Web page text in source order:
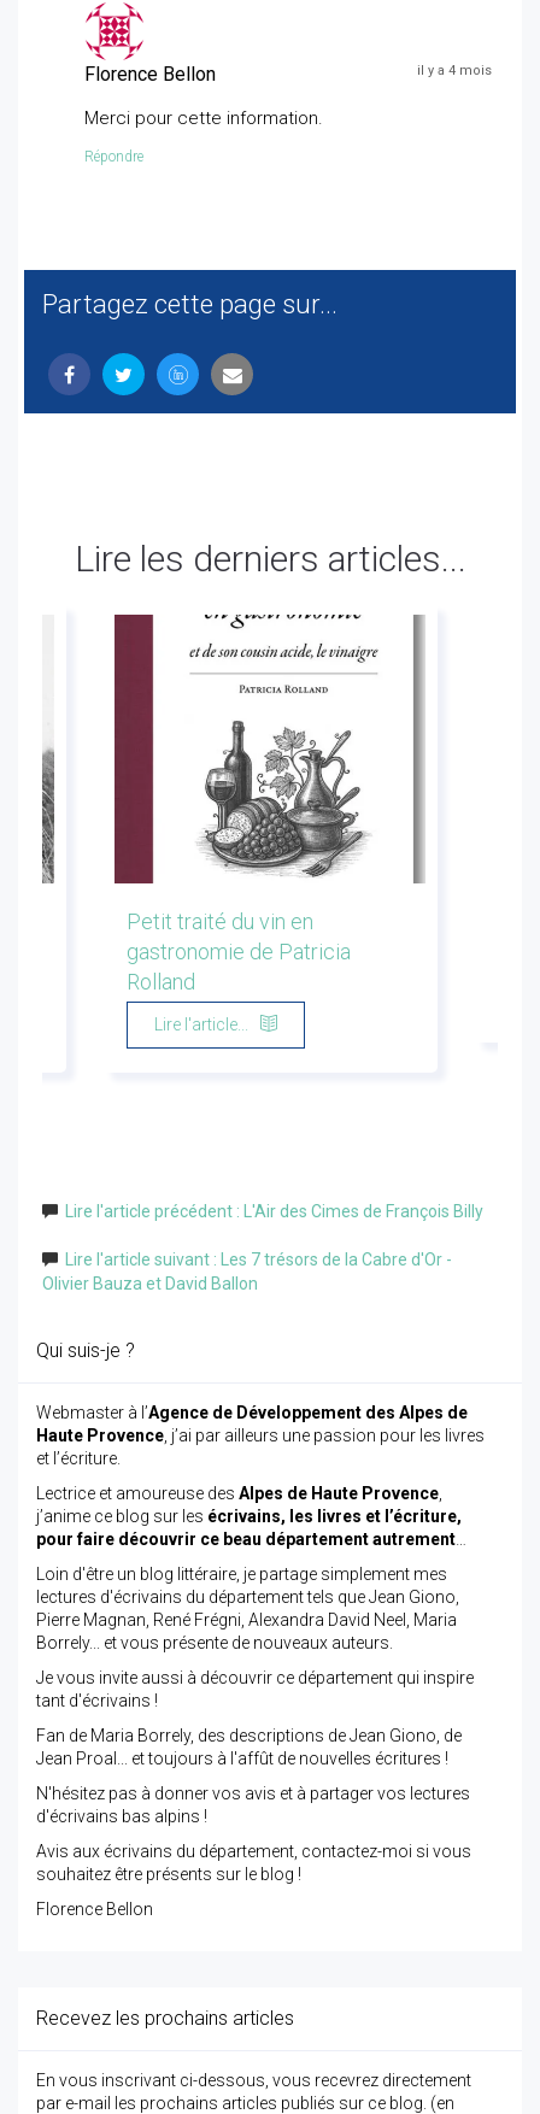
Florence Bellon il y a 4 mois
Merci pour cette information.
Répondre
Partagez cette page sur...
Lire les derniers articles...
Petit traité du vin en
gastronomie de Patricia
Rolland
Lire l'article...
Lire l'article précédent : L'Air des Cimes de François Billy
Lire l'article suivant : Les 7 trésors de la Cabre d'Or -
Olivier Bauza et David Ballon
Qui suis-je ?
Webmaster à l’Agence de Développement des Alpes de
Haute Provence , j’ai par ailleurs une passion pour les livres
et l’écriture.
Lectrice et amoureuse des Alpes de Haute Provence
j’anime ce blog sur les écrivains, les livres et l’écriture,
pour faire découvrir ce beau département autrement
Loin d'être un blog littéraire, je partage simplement mes
lectures d'écrivains du département tels que Jean Giono,
Pierre Magnan, René Frégni, Alexandra David Neel, Maria
Borrely... et vous présente de nouveaux auteurs.
Je vous invite aussi à découvrir ce département qui inspire
tant d'écrivains !
Fan de Maria Borrely, des descriptions de Jean Giono, de
Jean Proal... et toujours à l'affût de nouvelles écritures !
N'hésitez pas à donner vos avis et à partager vos lectures
d'écrivains bas alpins !
Avis aux écrivains du département, contactez-moi si vous
souhaitez être présents sur le blog !
Florence Bellon
Recevez les prochains articles
En vous inscrivant ci-dessous, vous recevrez directement
par e-mail les prochains articles publiés sur ce blog. (en